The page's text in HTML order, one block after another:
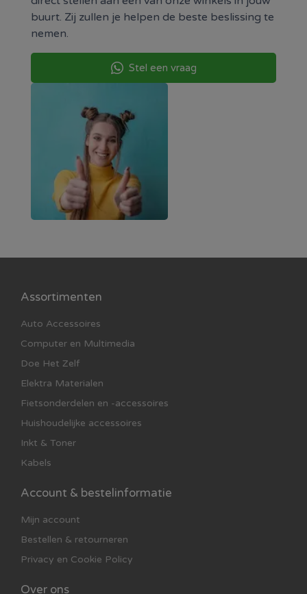
100% kwaliteit inkt enaltijd maximaal gevuld
Met chip en inktniveau herkenning
Meer dan 200 modellen op voorraad in de
Altijd 1 jaar garantie op fabrieksfouten
buurt. Zij zullen je helpen de beste beslissing te
nemen.
Stel een vraag
Assortimenten
Auto Accessoires
Computer en Multimedia
Doe Het Zelf
Elektra Materialen
Fietsonderdelen en -accessoires
Huishoudelijke accessoires
Inkt & Toner
Kabels
Account & bestelinformatie
Mijn account
Bestellen & retourneren
Privacy en Cookie Policy
Over ons